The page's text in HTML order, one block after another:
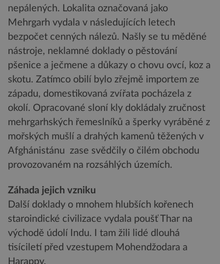
nepálených. Lokalita označovaná jako
Mehrgarh vydala v následujících letech
bezpočet cenných nálezů. Našly se tu měděné
nástroje, neklamné doklady o pěstování
pšenice a ječmene a důkazy o chovu ovcí, koz a
skotu. Zatímco obilí bylo zřejmě importem ze
západu, domestikovaná zvířata pocházela z
okolí. Opracované sloní kly dokládaly zručnost
mehrgarhských řemeslníků a šperky vyráběné z
mořských mušlí a drahých kamenů těžených v
Afghánistánu zase svědčily o čilém obchodu
provozovaném na rozsáhlých územích.
Záhada jejich vzniku
Další doklady o mnohem hlubších kořenech
staroindické civilizace vydala poušť Thar na
východě údolí Indu. I tam žili lidé dlouhá
tisíciletí před vzestupem Mohendžodara a
Harappy.